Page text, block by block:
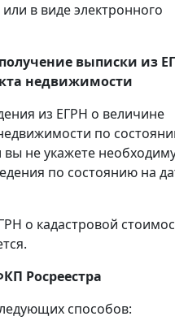
в виде электронного
выписки из
недвижимости
из ЕГРН о величине
по
вы не укажете
по состоянию на
о кадастровой
Росреестра
способов: